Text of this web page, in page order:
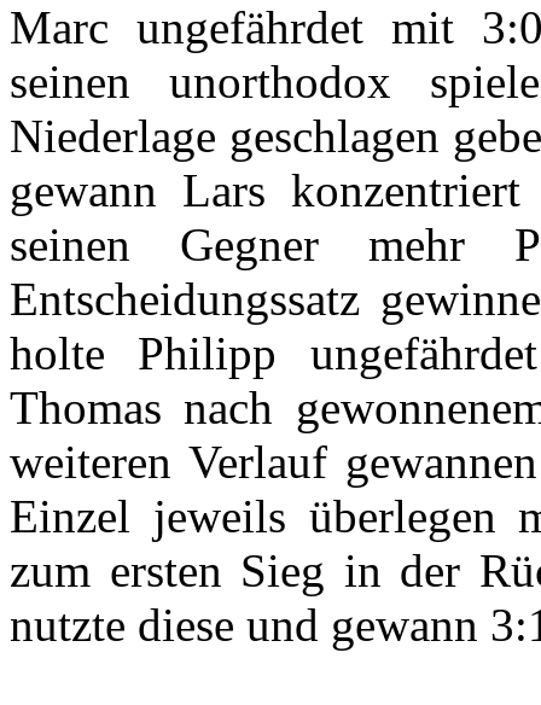
Marc ungefährdet mit
seinen unorthodox
Niederlage geschlagen
gewann Lars
seinen Gegner mehr
Entscheidungssatz
holte Philipp
Thomas nach
weiteren Verlauf
Einzel jeweils überlegen
zum ersten Sieg in der
nutzte diese und gewann